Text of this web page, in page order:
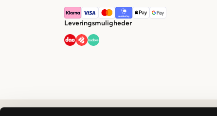
Leveringsmuligheder